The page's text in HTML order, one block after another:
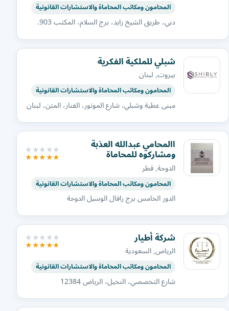
المحامون ومكاتب المحاماة والاستشارات القانونية
دبي، طريق الشيخ زايد، برج السلام، المكتب 903.
شبلي للملكية الفكرية
بيروت, لبنان
المحامون ومكاتب المحاماة والاستشارات القانونية
مبنى عطية وشبلي، شارع الموتور، الفنار، المتن، لبنان
االمحامي عبدالله العذبة
ومشاركوه للمحاماة
الدوحة, قطر
المحامون ومكاتب المحاماة والاستشارات القانونية
الدور الخامس برج رافال الوسيل الدوحة
شركة أطيار
الرياض, السعودية
المحامون ومكاتب المحاماة والاستشارات القانونية
شارع التخصصي، النخيل، الرياض 12384